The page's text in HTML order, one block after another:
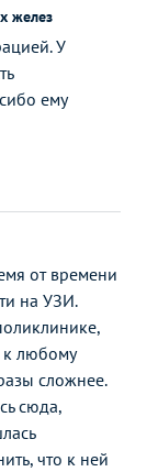
желез
У
ему
от времени
на УЗИ.
к любому
сложнее.
сюда,
что к ней